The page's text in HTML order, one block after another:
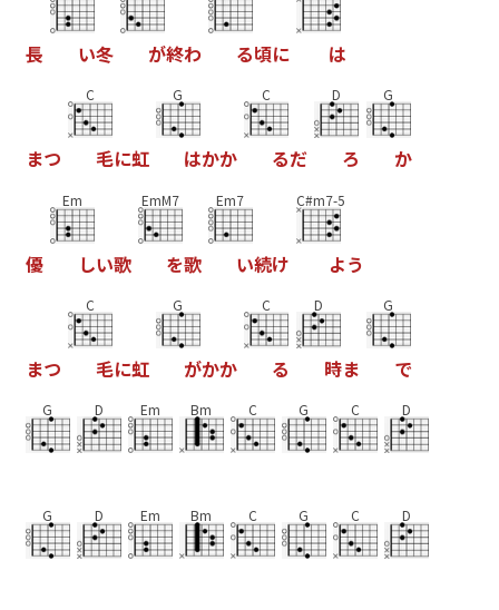
長 い冬 が終わ る頃に は
まつ
C
毛に虹
G
はかか
C
るだ
D
ろ
G
か
優
Em
しい歌
EmM7
を歌
Em7
い続け
C#m7-5
よう
まつ
C
毛に虹
G
がかか
C
る
D
時ま
G
で
G D Em Bm C G C D
G D Em Bm C G C D